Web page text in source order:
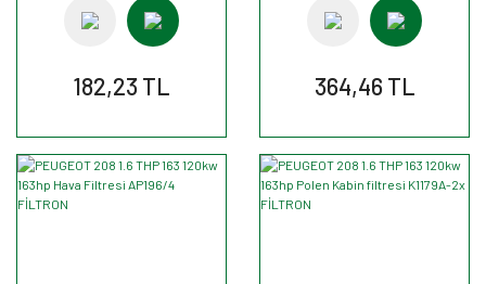
182,23 TL 364,46 TL